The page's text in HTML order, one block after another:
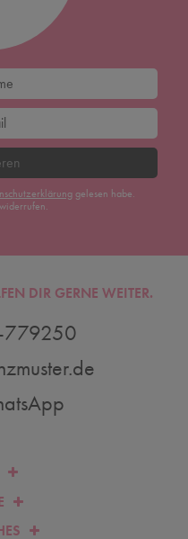
gelesen habe.
DIR GERNE WEITER.